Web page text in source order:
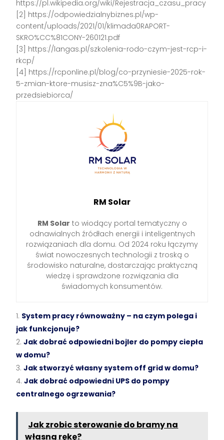
https://pl.wikipedia.org/wiki/Rejestracja_czasu_pracy
[2] https://odpowiedzialnybiznes.pl/wp-
content/uploads/2021/01/klimada0RAPORT-
SKRO%CC%81CONY-260121.pdf
[3] https://langas.pl/szkolenia-rodo-czym-jest-rcp-i-
rkcp/
[4] https://rcponline.pl/blog/co-przyniesie-2025-rok-
5-zmian-ktore-musisz-zna%C5%9B-jako-
przedsiebiorca/
RM Solar
RM Solar to wiodący portal tematyczny o
odnawialnych źródłach energii i inteligentnych
rozwiązaniach dla domu. Od 2024 roku łączymy
świat nowoczesnych technologii z troską o
środowisko naturalne, dostarczając praktyczną
wiedzę i sprawdzone rozwiązania dla
świadomych konsumentów.
System pracy równoważny – na czym polega i
jak funkcjonuje?
Jak dobrać odpowiedni bojler do pompy ciepła
w domu?
Jak stworzyć własny system off grid w domu?
Jak dobrać odpowiedni UPS do pompy
centralnego ogrzewania?
Jak zrobic sterowanie do bramy na
własną rękę?